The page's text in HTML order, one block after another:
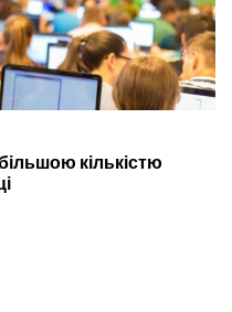
кількістю